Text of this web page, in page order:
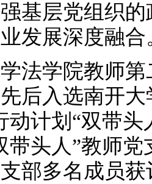
基层党组织
发展深度融合
法学院教师
后入选南开
动计划“双带
带头人”教师
部多名成员